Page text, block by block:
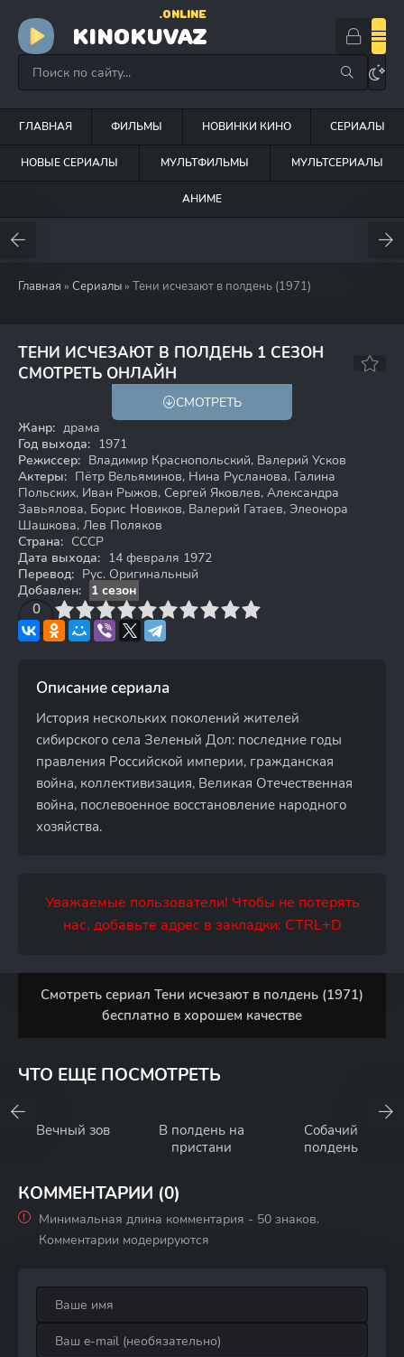
KINOKUVAZ
.ONLINE
ГЛАВНАЯ ФИЛЬМЫ НОВИНКИ КИНО СЕРИАЛЫ
НОВЫЕ СЕРИАЛЫ МУЛЬТФИЛЬМЫ МУЛЬТСЕРИАЛЫ
АНИМЕ
Главная » Сериалы » Тени исчезают в полдень (1971)
ТЕНИ ИСЧЕЗАЮТ В ПОЛДЕНЬ 1 СЕЗОН
СМОТРЕТЬ ОНЛАЙН
8.5
СМОТРЕТЬ
Жанр: драма
Год выхода: 1971
Режиссер: Владимир Краснопольский, Валерий Усков
Актеры: Пётр Вельяминов, Нина Русланова, Галина
Польских, Иван Рыжов, Сергей Яковлев, Александра
Завьялова, Борис Новиков, Валерий Гатаев, Элеонора
Шашкова, Лев Поляков
Страна: СССР
Дата выхода: 14 февраля 1972
Перевод: Рус. Оригинальный
Добавлен:
1 сезон
0
4 6 7 8 9 10
Описание сериала
История нескольких поколений жителей
сибирского села Зеленый Дол: последние годы
правления Российской империи, гражданская
война, коллективизация, Великая Отечественная
война, послевоенное восстановление народного
хозяйства.
Уважаемые пользователи! Чтобы не потерять
нас, добавьте адрес в закладки: CTRL+D
Смотреть сериал Тени исчезают в полдень (1971)
бесплатно в хорошем качестве
ЧТО ЕЩЕ ПОСМОТРЕТЬ
Вечный зов
В полдень на
пристани
Собачий
полдень
КОММЕНТАРИИ (0)
Минимальная длина комментария - 50 знаков.
Комментарии модерируются